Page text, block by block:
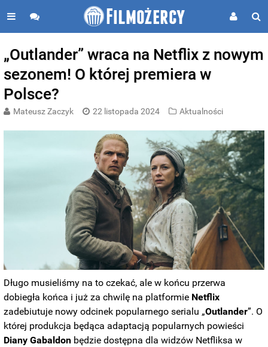
„Outlander” wraca na Netflix z nowym
sezonem! O której premiera w
Polsce?
Mateusz Zaczyk 22 listopada 2024 Aktualności
Długo musieliśmy na to czekać, ale w końcu przerwa
dobiegła końca i już za chwilę na platformie Netflix
zadebiutuje nowy odcinek popularnego serialu „Outlander”. O
której produkcja będąca adaptacją popularnych powieści
Diany Gabaldon będzie dostępna dla widzów Netfliksa w